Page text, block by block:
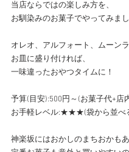
当店ならではの楽しみ方を、
お馴染みのお菓子でやってみまし
オレオ、アルフォート、ムーン
お皿に盛り付ければ、
一味違ったおやつタイムに！
予算(目安):500円～(お菓子代+店
お手軽レベル:★★★(袋から並べ
神楽坂にはおかしのまちおかもあ